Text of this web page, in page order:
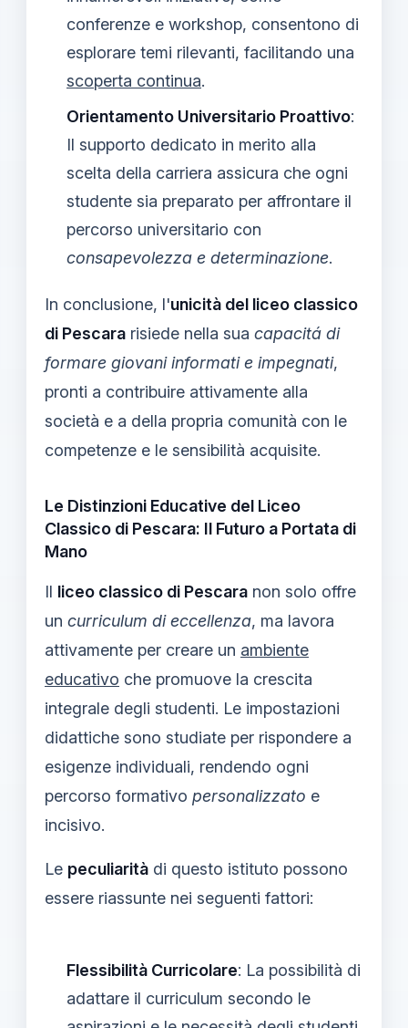
conferenze e workshop, consentono di
esplorare temi rilevanti, facilitando una
scoperta continua.
Orientamento Universitario Proattivo:
Il supporto dedicato in merito alla
scelta della carriera assicura che ogni
studente sia preparato per affrontare il
percorso universitario con
consapevolezza e determinazione.
In conclusione, l'unicità del liceo classico
di Pescara risiede nella sua capacitá di
formare giovani informati e impegnati,
pronti a contribuire attivamente alla
società e a della propria comunità con le
competenze e le sensibilità acquisite.
Le Distinzioni Educative del Liceo
Classico di Pescara: Il Futuro a Portata di
Mano
Il liceo classico di Pescara non solo offre
un curriculum di eccellenza, ma lavora
attivamente per creare un ambiente
educativo che promuove la crescita
integrale degli studenti. Le impostazioni
didattiche sono studiate per rispondere a
esigenze individuali, rendendo ogni
percorso formativo personalizzato e
incisivo.
Le peculiarità di questo istituto possono
essere riassunte nei seguenti fattori:
Flessibilità Curricolare: La possibilità di
adattare il curriculum secondo le